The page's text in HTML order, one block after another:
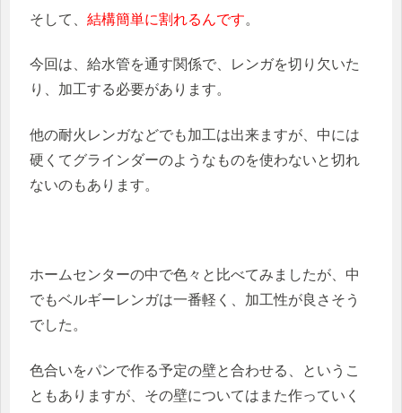
そして、 結構簡単に割れるんです。
今回は、給水管を通す関係で、レンガを切り欠いた
り、加工する必要があります。
他の耐火レンガなどでも加工は出来ますが、中には
硬くてグラインダーのようなものを使わないと切れ
ないのもあります。
ホームセンターの中で色々と比べてみましたが、中
でもベルギーレンガは一番軽く、加工性が良さそう
でした。
色合いをパンで作る予定の壁と合わせる、というこ
ともありますが、その壁についてはまた作っていく